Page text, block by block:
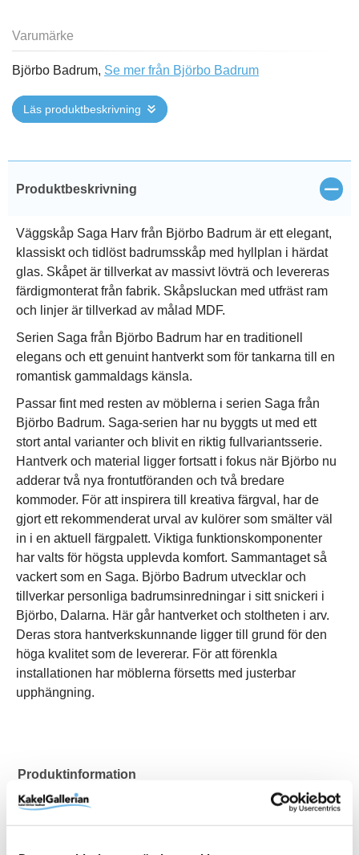
Varumärke
Björbo Badrum, Se mer från Björbo Badrum
Läs produktbeskrivning
Produktbeskrivning Stäng
Väggskåp Saga Harv från Björbo Badrum är ett elegant,
klassiskt och tidlöst badrumsskåp med hyllplan i härdat
glas. Skåpet är tillverkat av massivt lövträ och levereras
färdigmonterat från fabrik. Skåpsluckan med utfräst ram
och linjer är tillverkad av målad MDF.
Serien Saga från Björbo Badrum har en traditionell
elegans och ett genuint hantverkt som för tankarna till en
romantisk gammaldags känsla.
Passar fint med resten av möblerna i serien Saga från
Björbo Badrum. Saga-serien har nu byggts ut med ett
stort antal varianter och blivit en riktig fullvariantsserie.
Hantverk och material ligger fortsatt i fokus när Björbo nu
adderar två nya frontutföranden och två bredare
kommoder. För att inspirera till kreativa färgval, har de
gjort ett rekommenderat urval av kulörer som smälter väl
in i en aktuell färgpalett. Viktiga funktionskomponenter
har valts för högsta upplevda komfort. Sammantaget så
vackert som en Saga. Björbo Badrum utvecklar och
tillverkar personliga badrumsinredningar i sitt snickeri i
Björbo, Dalarna. Här går hantverket och stoltheten i arv.
Deras stora hantverkskunnande ligger till grund för den
höga kvalitet som de levererar. För att förenkla
installationen har möblerna försetts med justerbar
upphängning.
Produktinformation